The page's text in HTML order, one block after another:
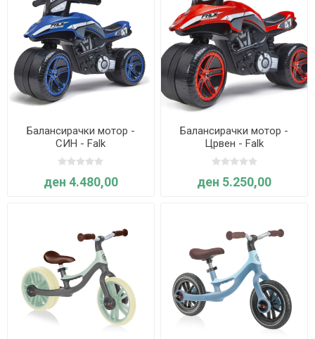
Балансирачки мотор -
СИН - Falk
ден 4.480,00
Балансирачки мотор -
Црвен - Falk
ден 5.250,00